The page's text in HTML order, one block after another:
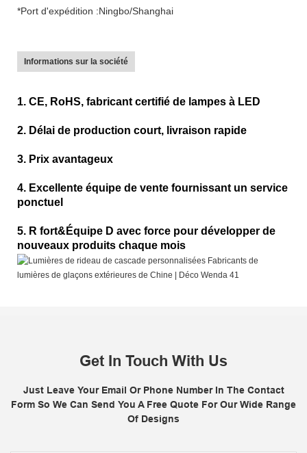
*Port d'expédition :Ningbo/Shanghai
Informations sur la société
1. CE, RoHS, fabricant certifié de lampes à LED
2. Délai de production court, livraison rapide
3. Prix avantageux
4. Excellente équipe de vente fournissant un service
ponctuel
5. R fort&Équipe D avec force pour développer de
nouveaux produits chaque mois
Get In Touch With Us
Just Leave Your Email Or Phone Number In The Contact
Form So We Can Send You A Free Quote For Our Wide Range
Of Designs